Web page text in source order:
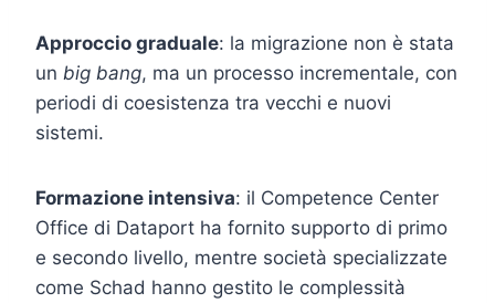
Approccio graduale: la migrazione non è stata
un big bang, ma un processo incrementale, con
periodi di coesistenza tra vecchi e nuovi
sistemi.
Formazione intensiva: il Competence Center
Office di Dataport ha fornito supporto di primo
e secondo livello, mentre società specializzate
come Schad hanno gestito le complessità